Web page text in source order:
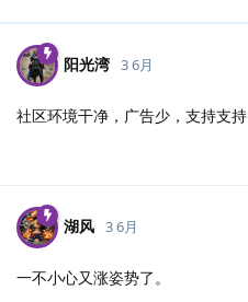
阳光湾 3 6月
社区环境干净，广告少，支持支持
湖风 3 6月
一不小心又涨姿势了。